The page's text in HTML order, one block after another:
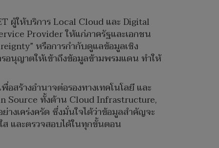
ผู้ให้บริการ Local Cloud และ Digital
Provider ให้แก่ภาครัฐและเอกชน
หรือการกำกับดูแลข้อมูลเชิง
อนุญาตให้เข้าถึงข้อมูลข้ามพรมแดน ทำให้
สร้างอำนาจต่อรองทางเทคโนโลยี และ
Source ทั้งด้าน Cloud Infrastructure,
งเคร่งครัด ซึ่งมั่นใจได้ว่าข้อมูลสำคัญจะ
ส และตรวจสอบได้ในทุกขั้นตอน